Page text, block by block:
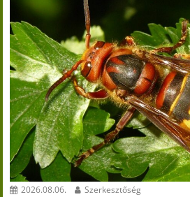
2026.08.06. Szerkesztőség